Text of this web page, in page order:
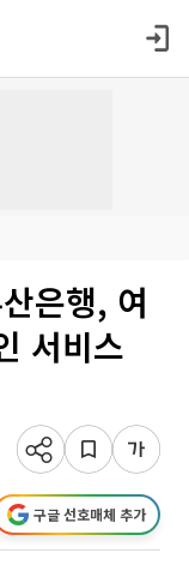
은행, 여
서비스
구글 선호매체 추가